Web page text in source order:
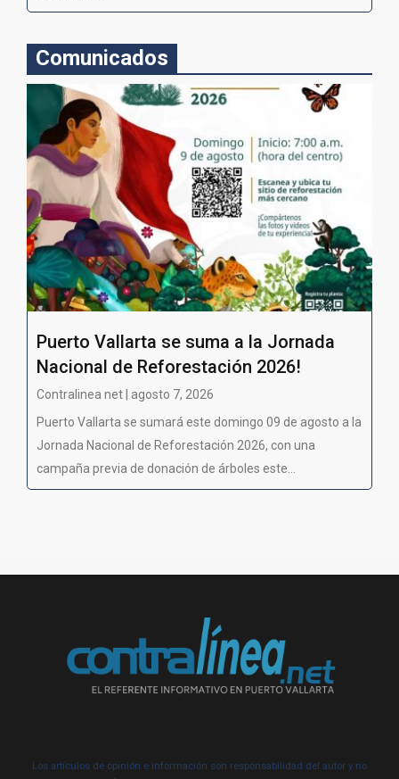
Comunicados
Puerto Vallarta se suma a la Jornada
Nacional de Reforestación 2026!
Contralinea net | agosto 7, 2026
Puerto Vallarta se sumará este domingo 09 de agosto a la
Jornada Nacional de Reforestación 2026, con una
campaña previa de donación de árboles este...
Los artículos de opinión e información son responsabilidad del autor y no